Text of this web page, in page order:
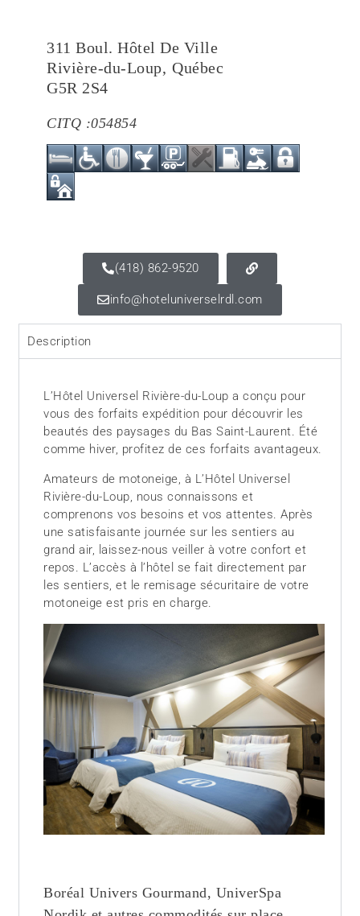
311 Boul. Hôtel De Ville
Rivière-du-Loup, Québec
G5R 2S4
CITQ :054854
(418) 862-9520
info@hoteluniverselrdl.com
Description
L’Hôtel Universel Rivière-du-Loup a conçu pour
vous des forfaits expédition pour découvrir les
beautés des paysages du Bas Saint-Laurent. Été
comme hiver, profitez de ces forfaits avantageux.
Amateurs de motoneige, à L’Hôtel Universel
Rivière-du-Loup, nous connaissons et
comprenons vos besoins et vos attentes. Après
une satisfaisante journée sur les sentiers au
grand air, laissez-nous veiller à votre confort et
repos. L’accès à l’hôtel se fait directement par
les sentiers, et le remisage sécuritaire de votre
motoneige est pris en charge.
Boréal Univers Gourmand, UniverSpa